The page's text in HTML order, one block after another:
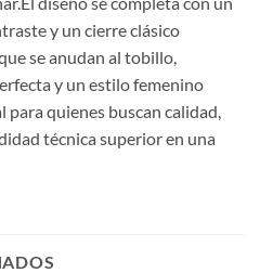
y un cierre clásico
se anudan al tobillo,
y un estilo femenino
para quienes buscan calidad,
técnica superior en una